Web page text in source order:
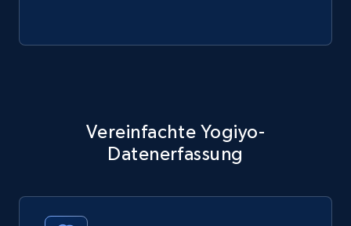
Vereinfachte Yogiyo-
Datenerfassung